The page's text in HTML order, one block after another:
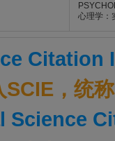
心理学：
Citation
SCIE，统
Science